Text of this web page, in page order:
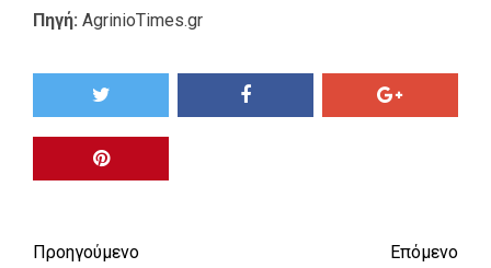
Πηγή: AgrinioTimes.gr
Προηγούμενο
Επόμενο